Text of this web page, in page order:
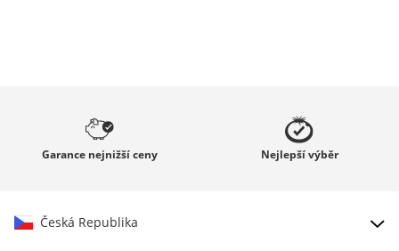
Garance nejnižší ceny Nejlepšívýběr
Česká Republika